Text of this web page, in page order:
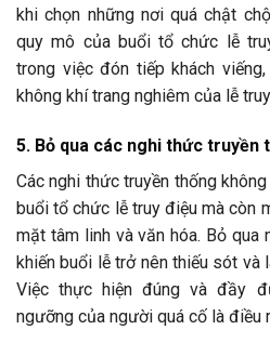
khi chọn những nơi quá chật
quy mô của buổi tổ chức lễ
trong việc đón tiếp khách
không khí trang nghiêm của lễ
5. Bỏ qua các nghi thức truyền
Các nghi thức truyền thống
buổi tổ chức lễ truy điệu mà còn
mặt tâm linh và văn hóa. Bỏ qua
khiến buổi lễ trở nên thiếu sót
Việc thực hiện đúng và đầy
ngưỡng của người quá cố là điều